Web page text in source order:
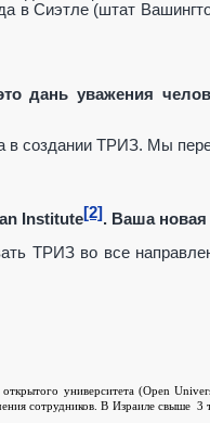
в Сиэтле (штат
дань уважения
создании ТРИЗ. Мы
Institute[2]. Ваша новая
ТРИЗ во все
университета (Open
сотрудников. В Израиле свыше